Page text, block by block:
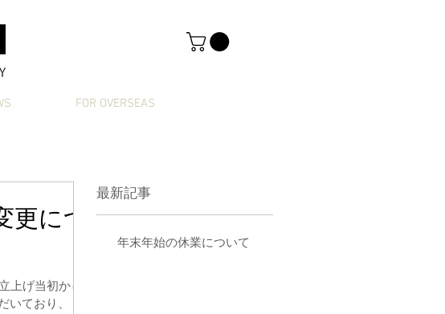
FOR OVERSEAS
につ
上げ当初から
ており、
最新記事
年末年始の休業について